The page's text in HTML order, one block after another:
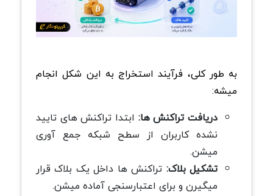
به طور کلی، فرآیند استخراج به این شکل انجام
میشه:
دریافت تراکنش ها: ابتدا تراکنش های تایید
نشده کاربران از سطح شبکه جمع آوری
میشن.
تشکیل بلاک: تراکنش ها داخل یک بلاک قرار
میگیرن و برای اعتبارسنجی آماده میشن.